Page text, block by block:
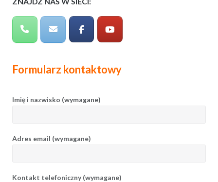
Formularz kontaktowy
Imię i nazwisko (wymagane)
Adres email (wymagane)
Kontakt telefoniczny (wymagane)